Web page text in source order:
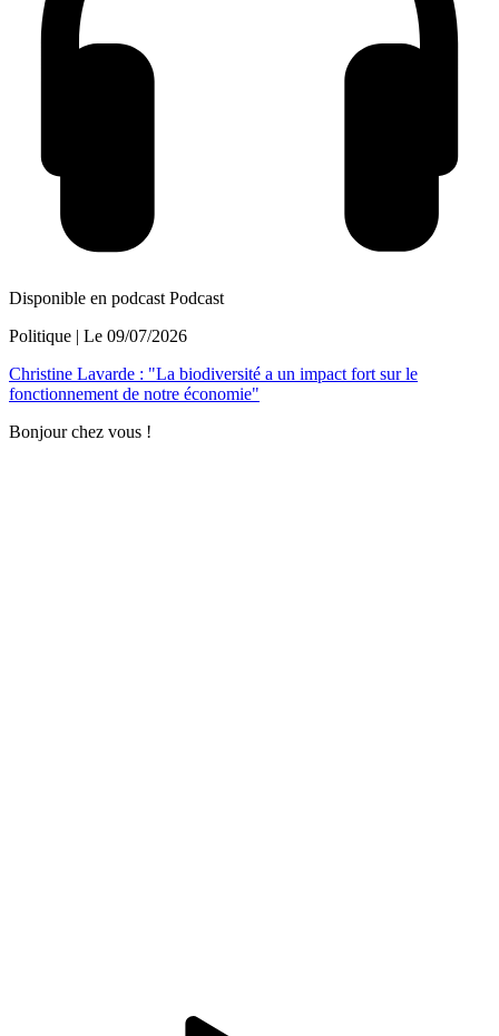
Disponible en podcast Podcast
Politique | Le 09/07/2026
Christine Lavarde : "La biodiversité a un impact fort sur le
fonctionnement de notre économie"
Bonjour chez vous !